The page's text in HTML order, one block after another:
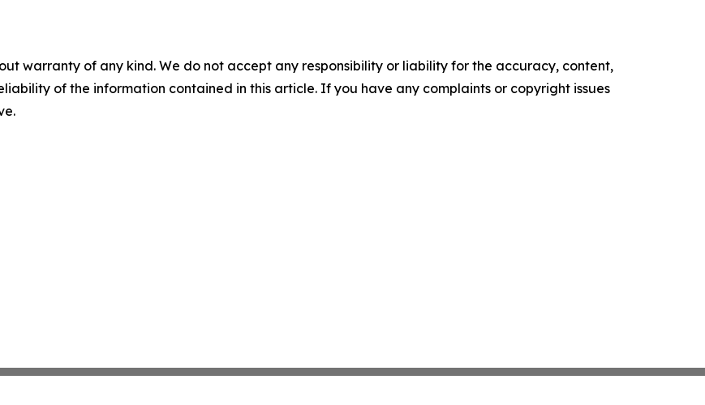
warranty of any kind. We do not accept any responsibility or liability for the accuracy, content,
of the information contained in this article. If you have any complaints or copyright issues